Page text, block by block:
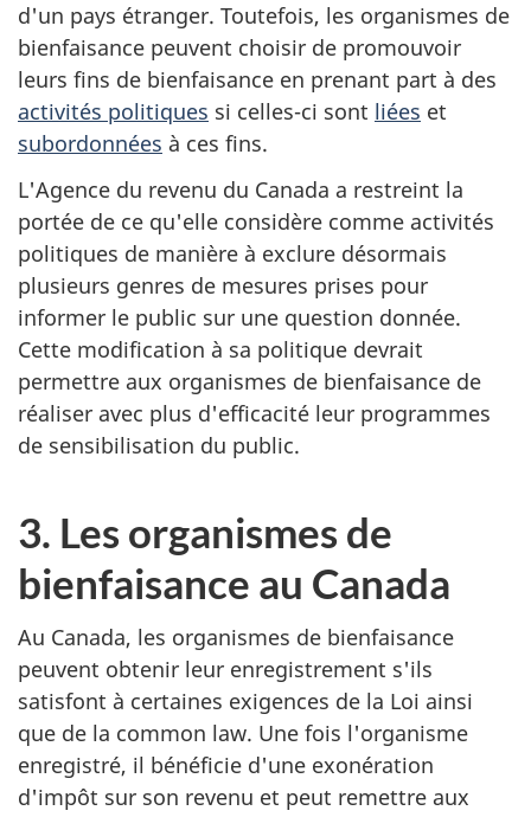
d'un pays étranger. Toutefois, les organismes de
bienfaisance peuvent choisir de promouvoir
leurs fins de bienfaisance en prenant part à des
activités politiques si celles-ci sont liées et
subordonnées à ces fins.
L'Agence du revenu du Canada a restreint la
portée de ce qu'elle considère comme activités
politiques de manière à exclure désormais
plusieurs genres de mesures prises pour
informer le public sur une question donnée.
Cette modification à sa politique devrait
permettre aux organismes de bienfaisance de
réaliser avec plus d'efficacité leur programmes
de sensibilisation du public.
3. Les organismes de
bienfaisance au Canada
Au Canada, les organismes de bienfaisance
peuvent obtenir leur enregistrement s'ils
satisfont à certaines exigences de la Loi ainsi
que de la common law. Une fois l'organisme
enregistré, il bénéficie d'une exonération
d'impôt sur son revenu et peut remettre aux